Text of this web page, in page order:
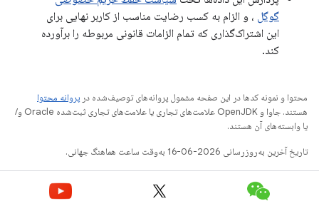
گوگل ، و الزام به کسب رضایت مناسب از کاربر نهایی برای
این اشتراک‌گذاری که تمام الزامات قانونی مربوطه را برآورده
کند.
محتوا و نمونه کدها در این صفحه مشمول پروانه‌های توصیف‌شده در پروانه محتوا
هستند. جاوا و OpenJDK علامت‌های تجاری یا علامت‌های تجاری ثبت‌شده Oracle و/
یا وابسته‌های آن هستند.
تاریخ آخرین به‌روزرسانی 2026-06-16 به‌وقت ساعت هماهنگ جهانی.